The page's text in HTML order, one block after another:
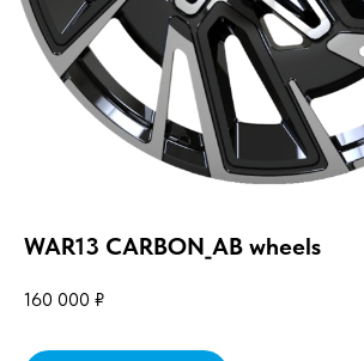
WAR13 CARBON_AB wheels
160 000 ₽